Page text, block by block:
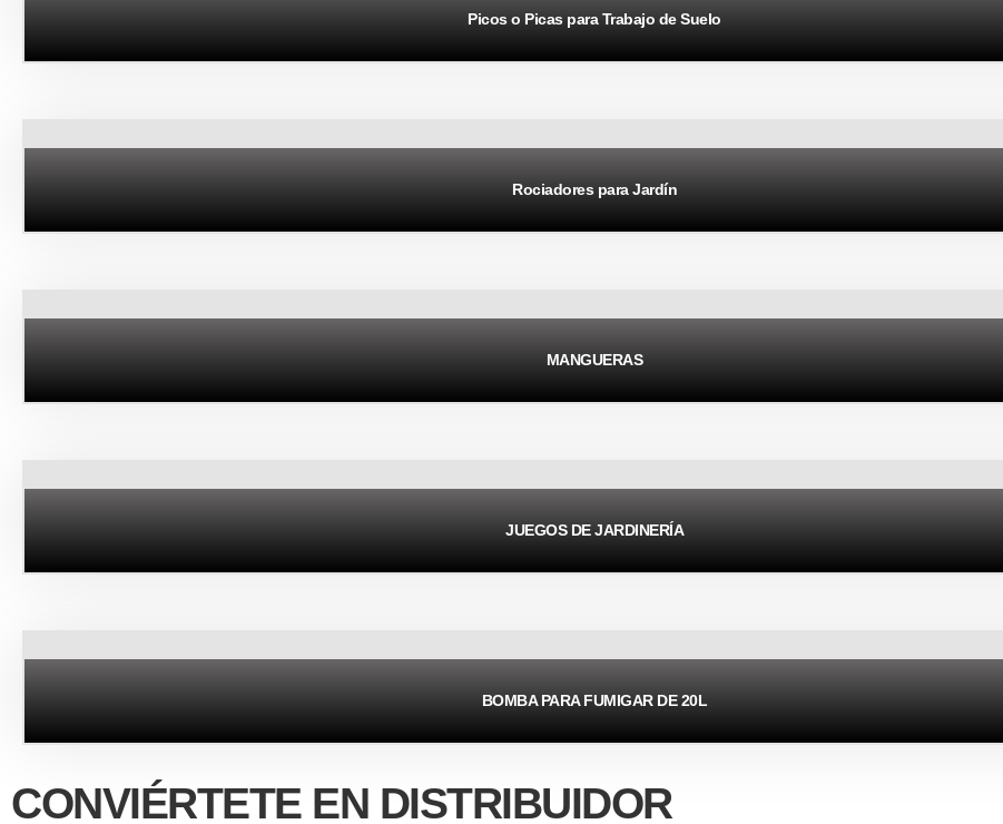
Picos o Picas para Trabajo de Suelo
Rociadores para Jardín
MANGUERAS
JUEGOS DE JARDINERÍA
BOMBA PARA FUMIGAR DE 20L
CONVIÉRTETE EN DISTRIBUIDOR